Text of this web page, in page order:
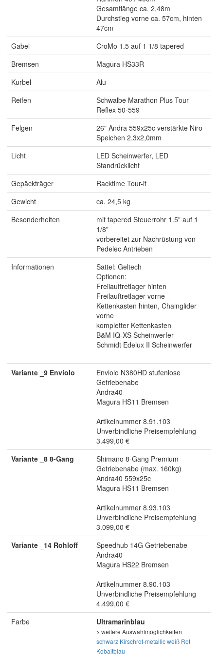
Gesamtlänge ca. 2,48m
Durchstieg vorne ca. 57cm, hinten
47cm
Gabel
CroMo 1.5 auf 1 1/8 tapered
Bremsen
Magura HS33R
Kurbel
Alu
Reifen
Schwalbe Marathon Plus Tour
Reflex 50-559
Felgen
26" Andra 559x25c verstärkte Niro
Speichen 2,3x2,0mm
Licht
LED Scheinwerfer, LED
Standrücklicht
Gepäckträger
Racktime Tour-it
Gewicht
ca. 24,5 kg
Besonderheiten
mit tapered Steuerrohr 1.5" auf 1
1/8"
vorbereitet zur Nachrüstung von
Pedelec Antrieben
Informationen
Sattel: Geltech
Optionen:
Freilauftretlager hinten
Freilauftretlager vorne
Kettenkasten hinten, Chainglider
vorne
kompletter Kettenkasten
B&M IQ-XS Scheinwerfer
Schmidt Edelux II Scheinwerfer
Variante _9 Enviolo
Enviolo N380HD stufenlose
Getriebenabe
Andra40
Magura HS11 Bremsen
Artikelnummer 8.91.103
Unverbindliche Preisempfehlung
3.499,00 €
Variante _8 8-Gang
Shimano 8-Gang Premium
Getriebenabe (max. 160kg)
Andra40 559x25c
Magura HS11 Bremsen
Artikelnummer 8.93.103
Unverbindliche Preisempfehlung
3.099,00 €
Variante _14 Rohloff
Speedhub 14G Getriebenabe
Andra40
Magura HS22 Bremsen
Artikelnummer 8.90.103
Unverbindliche Preisempfehlung
4.499,00 €
Farbe
Ultramarinblau
> weitere Auswahlmöglichkeiten
schwarz Kirschrot-metallicweiß Rot
Kobaltblau